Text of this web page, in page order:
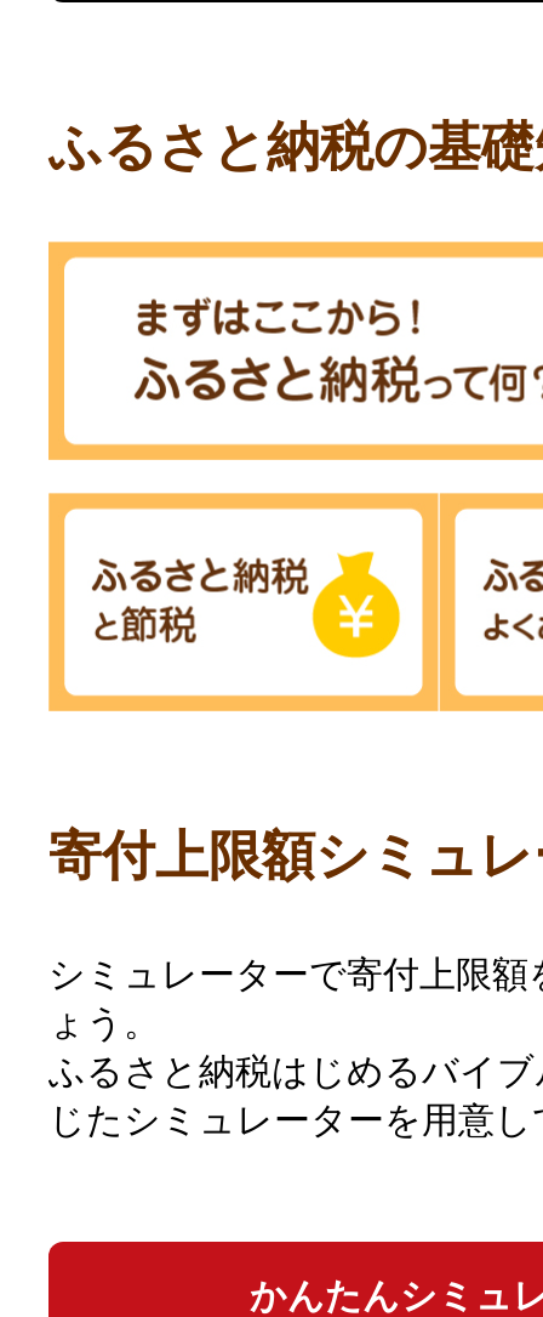
ふるさと納税の基
寄付上限額シミュ
シミュレーターで寄付上限
ょう。
ふるさと納税はじめるバイ
じたシミュレーターを用意
かんたんシミュ